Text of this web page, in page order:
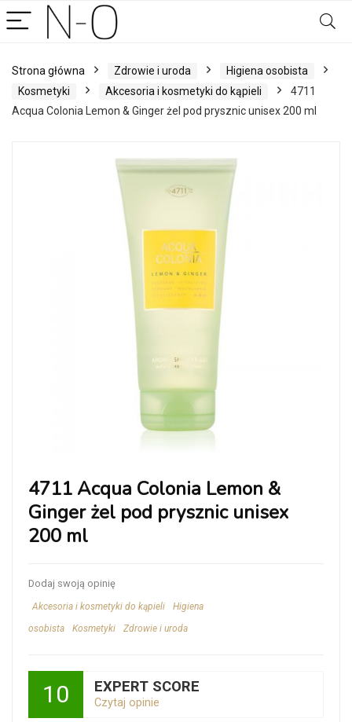
Strona główna Zdrowie i uroda
Higiena osobista
Kosmetyki
Akcesoria i kosmetyki do kąpieli
4711
Acqua Colonia Lemon & Ginger żel pod prysznic unisex 200 ml
4711 Acqua Colonia Lemon &
Ginger żel pod prysznic unisex
200 ml
Dodaj swoją opinię
Akcesoria i kosmetyki do kąpieli
Higiena
osobista
Kosmetyki Zdrowie i uroda
10 EXPERT SCORE
Czytaj opinie